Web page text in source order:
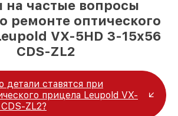
на частые вопросы
ремонте оптического
VX-5HD 3-15x56
CDS-ZL2
детали ставятся при
прицела Leupold VX-
ZL2?